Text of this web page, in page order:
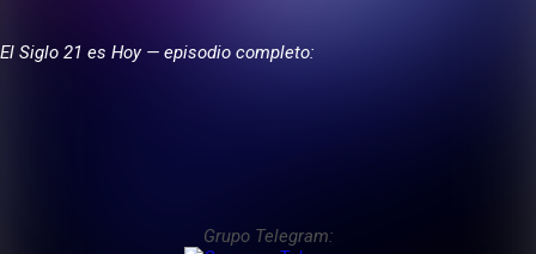
El Siglo 21 es Hoy — episodio completo:
Grupo Telegram: